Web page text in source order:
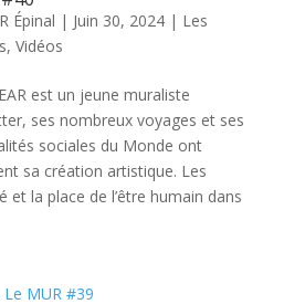
Épinal | Juin 30, 2024| Les
, Vidéos
est un jeune muraliste
ses nombreux voyages et ses
sociales du Monde ont
sa création artistique. Les
et la place de l’être humain dans